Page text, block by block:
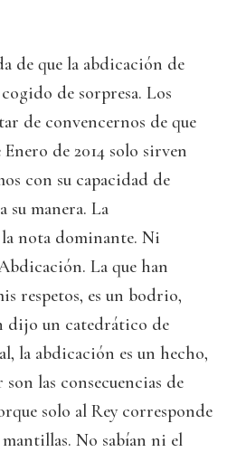
de que la abdicación de
de sorpresa. Los
de convencernos de que
Enero de 2014 solo sirven
con su capacidad de
su manera. La
nota dominante. Ni
La que han
respetos, es un bodrio,
dijo un catedrático de
la abdicación es un hecho,
las consecuencias de
solo al Rey corresponde
No sabían ni el